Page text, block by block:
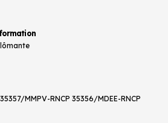
MMPV-RNCP 35356/MDEE-RNCP